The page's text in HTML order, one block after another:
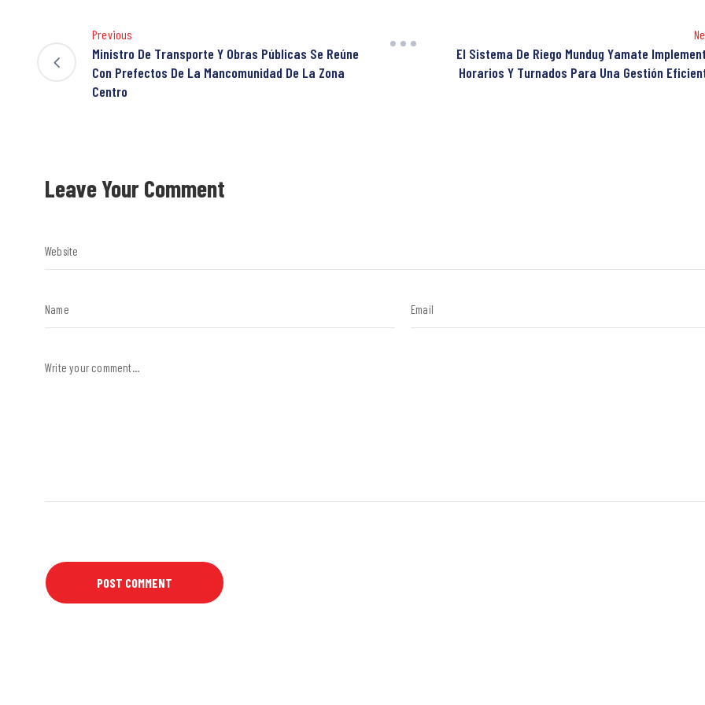
Previous
Ministro De Transporte Y Obras Públicas Se Reúne
Con Prefectos De La Mancomunidad De La Zona
Centro
El Sistema De Riego Mundug Yamate
Horarios Y Turnados Para Una Gestión
Leave Your Comment